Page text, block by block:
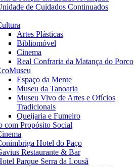
de Cuidados Continuados
Artes Plásticas
Bibliomóvel
Cinema
Real Confraria da Matança do Porco
Espaço da Mente
Museu da Tanoaria
Museu Vivo de Artes e Ofícios
Tradicionais
Queijaria e Fumeiro
com Propósito Social
Hotel do Paço
Restaurante & Bar
Parque Serra da Lousã